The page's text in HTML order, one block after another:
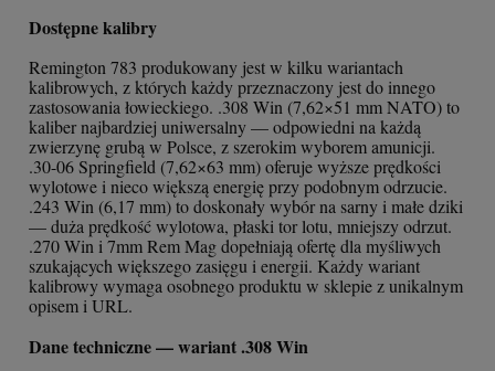
Dostępne kalibry
Remington 783 produkowany jest w kilku wariantach
kalibrowych, z których każdy przeznaczony jest do innego
zastosowania łowieckiego. .308 Win (7,62×51 mm NATO) to
kaliber najbardziej uniwersalny — odpowiedni na każdą
zwierzynę grubą w Polsce, z szerokim wyborem amunicji.
.30-06 Springfield (7,62×63 mm) oferuje wyższe prędkości
wylotowe i nieco większą energię przy podobnym odrzucie.
.243 Win (6,17 mm) to doskonały wybór na sarny i małe dziki
— duża prędkość wylotowa, płaski tor lotu, mniejszy odrzut.
.270 Win i 7mm Rem Mag dopełniają ofertę dla myśliwych
szukających większego zasięgu i energii. Każdy wariant
kalibrowy wymaga osobnego produktu w sklepie z unikalnym
opisem i URL.
Dane techniczne — wariant .308 Win